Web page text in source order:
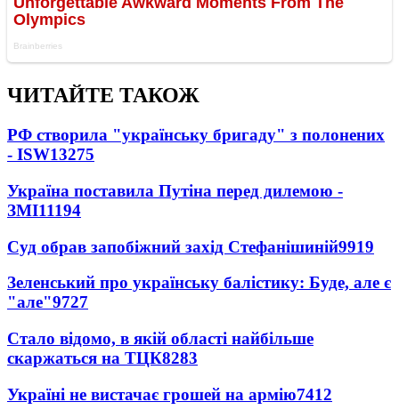
ЧИТАЙТЕ ТАКОЖ
РФ створила "українську бригаду" з полонених
- ISW13275
Україна поставила Путіна перед дилемою -
ЗМІ11194
Суд обрав запобіжний захід Стефанішиній9919
Зеленський про українську балістику: Буде, але є
"але"9727
Стало відомо, в якій області найбільше
скаржаться на ТЦК8283
Україні не вистачає грошей на армію7412